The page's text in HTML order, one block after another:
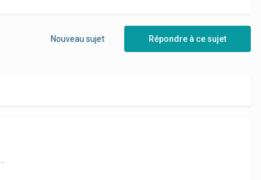
Répondre à ce sujet
Nouveau sujet